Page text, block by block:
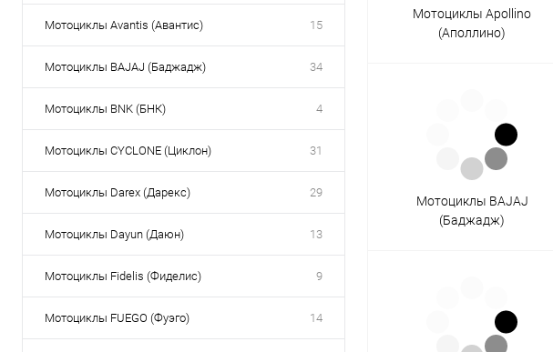
Мотоциклы Avantis (Авантис) 15
Мотоциклы BAJAJ (Баджадж) 34
Мотоциклы BNK (БНК) 4
Мотоциклы CYCLONE (Циклон) 31
Мотоциклы Darex (Дарекс) 29
Мотоциклы Dayun (Даюн) 13
Мотоциклы Fidelis (Фиделис) 9
Мотоциклы FUEGO (Фуэго) 14
Мотоциклы Apollino
(Аполлино)
Мотоциклы BAJAJ
(Баджадж)